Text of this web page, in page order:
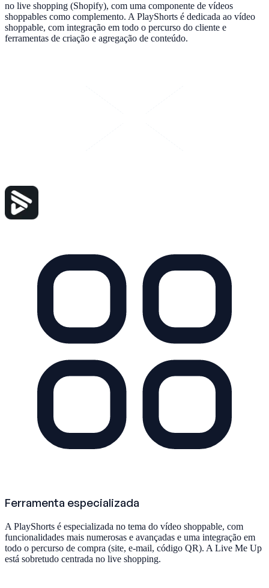
no live shopping (Shopify), com uma componente de vídeos
shoppables como complemento. A PlayShorts é dedicada ao vídeo
shoppable, com integração em todo o percurso do cliente e
ferramentas de criação e agregação de conteúdo.
Ferramenta especializada
A PlayShorts é especializada no tema do vídeo shoppable, com
funcionalidades mais numerosas e avançadas e uma integração em
todo o percurso de compra (site, e-mail, código QR). A Live Me Up
está sobretudo centrada no live shopping.